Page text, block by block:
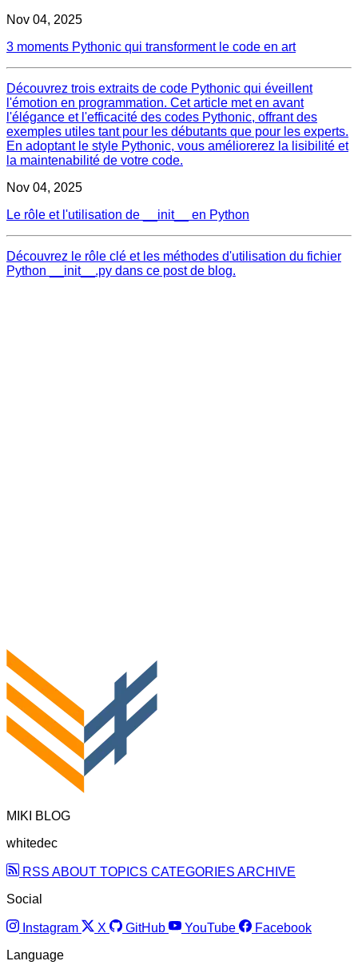
Nov 04, 2025
3 moments Pythonic qui transforment le code en art
Découvrez trois extraits de code Pythonic qui éveillent
l'émotion en programmation. Cet article met en avant
l'élégance et l'efficacité des codes Pythonic, offrant des
exemples utiles tant pour les débutants que pour les experts.
En adoptant le style Pythonic, vous améliorerez la lisibilité et
la maintenabilité de votre code.
Nov 04, 2025
Le rôle et l'utilisation de __init__ en Python
Découvrez le rôle clé et les méthodes d'utilisation du fichier
Python __init__.py dans ce post de blog.
MIKI BLOG
whitedec
RSS ABOUT TOPICS CATEGORIES ARCHIVE
Social
Instagram X GitHub YouTube
Facebook
Language